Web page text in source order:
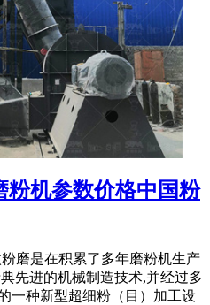
粉机参数价格中国粉
磨是在积累了多年磨粉机生产
先进的机械制造技术,并经过多
一种新型超细粉（目）加工设